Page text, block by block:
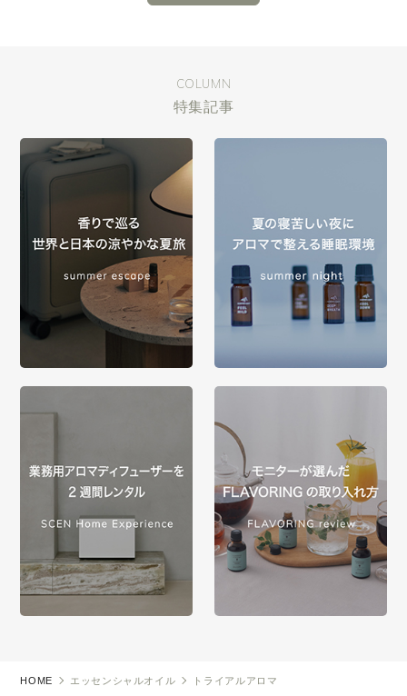
COLUMN
特集記事
HOME エッセンシャルオイル トライアルアロマ